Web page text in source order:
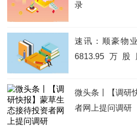
录
速讯：顺豪物
6813.95万
微头条丨【调研
者网上提问调研